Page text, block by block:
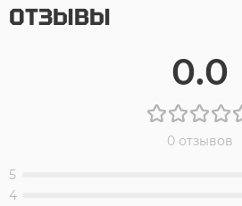
ОТЗЫВЫ
0.0
0 отзывов
5
4